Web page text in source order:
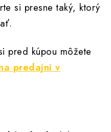
si presne taký, ktorý
pred kúpou môžete
predajni v